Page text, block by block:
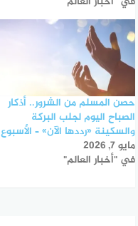
حصن المسلم من الشرور.. أذكار
الصباح اليوم لجلب البركة
والسكينة «رددها الآن» – الأسبوع
مايو 7, 2026
في "أخبار العالم"